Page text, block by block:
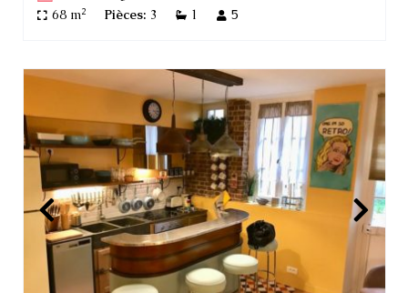
68 m2 Pièces: 3 1 5